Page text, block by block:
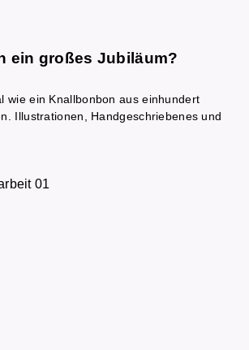
ein großes Jubiläum?
wie ein Knallbonbon aus einhundert
Illustrationen, Handgeschriebenes und